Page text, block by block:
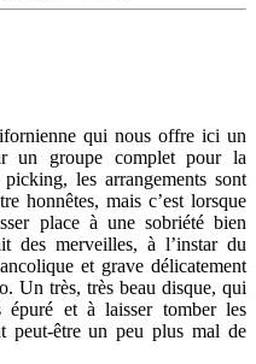
qui nous offre ici un
un groupe complet pour la
les arrangements sont
honnêtes, mais c’est lorsque
place à une sobriété bien
des merveilles, à l’instar du
et grave délicatement
Un très, très beau disque, qui
et à laisser tomber les
peut-être un peu plus mal de